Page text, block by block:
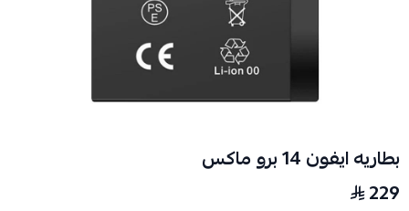
بطاريه ايفون 14 برو ماكس
229